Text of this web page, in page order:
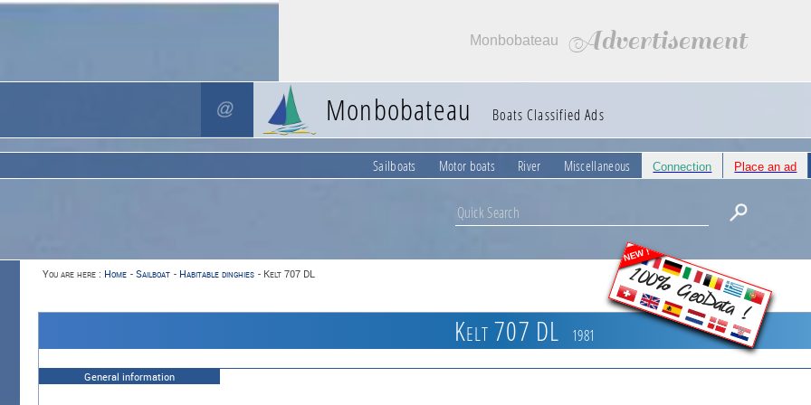
Monbobateau Advertisement
Monbobateau Boats Classified Ads
Sailboats Motor boats River Miscellaneous Connection Place an ad
NEW !
100% GeoData !
You are here : Home - Sailboat - Habitable dinghies - Kelt 707 DL
Kelt 707 DL 1981
General information